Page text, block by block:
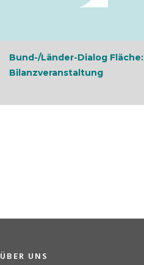
Bund-/Länder-Dialog Fläche:
Bilanzveranstaltung
ÜBER UNS